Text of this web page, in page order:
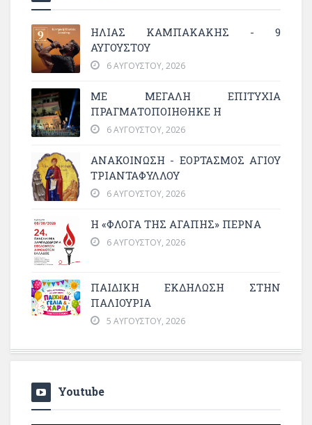
ΗΛΙΑΣ ΚΑΜΠΑΚΑΚΗΣ - 9
ΑΥΓΟΥΣΤΟΥ
6 ΑΥΓΟΎΣΤΟΥ, 2026
ΜΕ ΜΕΓΆΛΗ ΕΠΙΤΥΧΊΑ
ΠΡΑΓΜΑΤΟΠΟΙΉΘΗΚΕ Η
6 ΑΥΓΟΎΣΤΟΥ, 2026
ΑΝΑΚΟΙΝΩΣΗ - ΕΟΡΤΑΣΜΟΣ ΑΓΙΟΥ
ΤΡΙΑΝΤΑΦΥΛΛΟΥ
6 ΑΥΓΟΎΣΤΟΥ, 2026
Η «ΦΛΌΓΑ ΤΗΣ ΑΓΆΠΗΣ» ΠΕΡΝΆ
6 ΑΥΓΟΎΣΤΟΥ, 2026
ΠΑΙΔΙΚΗ ΕΚΔΗΛΩΣΗ ΣΤΗΝ
ΠΑΛΙΟΥΡΙΑ
5 ΑΥΓΟΎΣΤΟΥ, 2026
Youtube